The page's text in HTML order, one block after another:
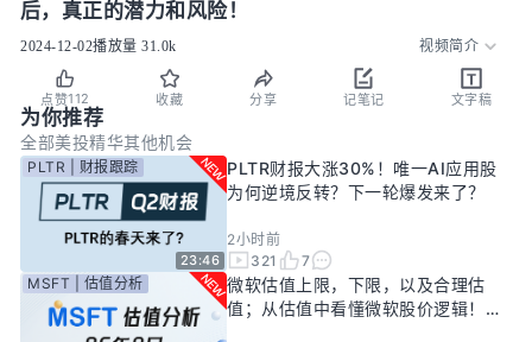
后，真正的潜力和风险！
2024-12-02播放量 31.0k 视频简介
点赞112 收藏 分享 记笔记 文字稿
为你推荐
全部美投精华其他机会
23:46
PLTR | 财报跟踪
PLTR财报大涨30%！唯一AI应用股
为何逆境反转？下一轮爆发来了？
2小时前
321
7
MSFT | 估值分析
微软估值上限，下限，以及合理估
值；从估值中看懂微软股价逻辑！